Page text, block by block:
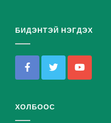
БИДЭНТЭЙ НЭГДЭХ
ХОЛБООС